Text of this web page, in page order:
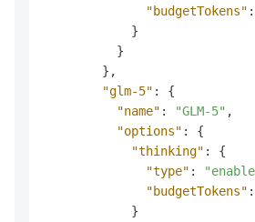
"budgetTokens" :
}
}
} ,
"glm-5" :
{
"name" : "GLM-5" ,
"options" :
{
"thinking" :
{
"type" :
"budgetTokens" :
}